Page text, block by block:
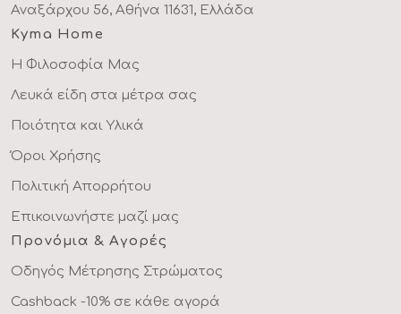
Αναξάρχου 56, Αθήνα 11631, Ελλάδα
Kyma Home
Η Φιλοσοφία Μας
Λευκά είδη στα μέτρα σας
Ποιότητα και Υλικά
Όροι Χρήσης
Πολιτική Απορρήτου
Επικοινωνήστε μαζί μας
Προνόμια & Αγορές
Οδηγός Μέτρησης Στρώματος
Cashback -10% σε κάθε αγορά